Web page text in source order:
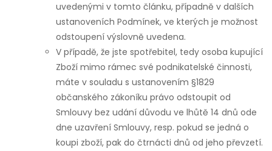
uvedenými v tomto článku, případně v dalších
ustanoveních Podmínek, ve kterých je možnost
odstoupení výslovně uvedena.
V případě, že jste spotřebitel, tedy osoba kupující
Zboží mimo rámec své podnikatelské činnosti,
máte v souladu s ustanovením §1829
občanského zákoníku právo odstoupit od
Smlouvy bez udání důvodu ve lhůtě 14 dnů ode
dne uzavření Smlouvy, resp. pokud se jedná o
koupi zboží, pak do čtrnácti dnů od jeho převzetí.